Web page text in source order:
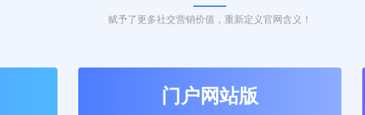
赋予了更多社交营销价值，重新定义官网含义！
门户网站版